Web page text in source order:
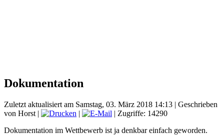
Dokumentation
Zuletzt aktualisiert am Samstag, 03. März 2018 14:13 | Geschrieben
von Horst | |
| Zugriffe: 14290
Dokumentation im Wettbewerb ist ja denkbar einfach geworden.